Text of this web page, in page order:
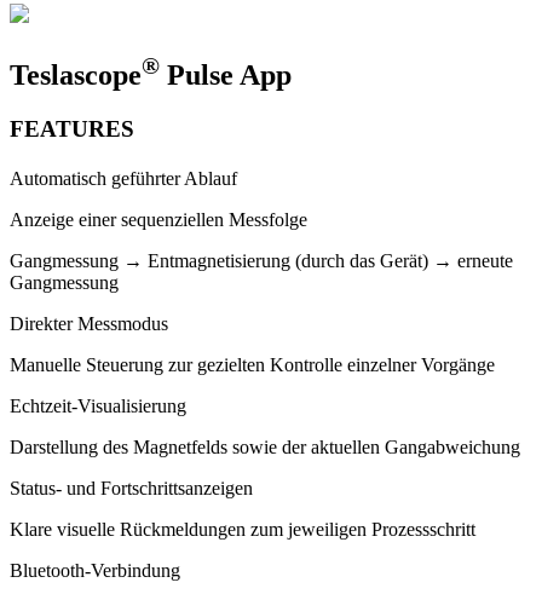
Teslascope® Pulse App
FEATURES
Automatisch geführter Ablauf
Anzeige einer sequenziellen Messfolge
Gangmessung → Entmagnetisierung (durch das Gerät) → erneute
Gangmessung
Direkter Messmodus
Manuelle Steuerung zur gezielten Kontrolle einzelner Vorgänge
Echtzeit-Visualisierung
Darstellung des Magnetfelds sowie der aktuellen Gangabweichung
Status- und Fortschrittsanzeigen
Klare visuelle Rückmeldungen zum jeweiligen Prozessschritt
Bluetooth-Verbindung